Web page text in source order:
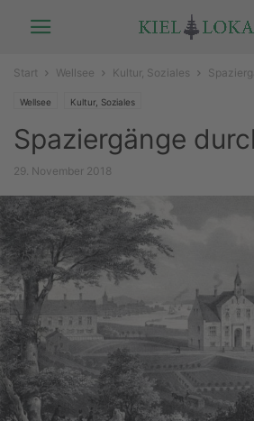
Start Wellsee Kultur, Soziales
Wellsee Kultur, Soziales
Spaziergänge
29. November 2018